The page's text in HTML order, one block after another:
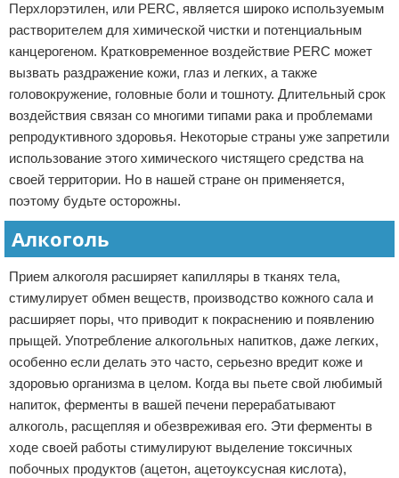
Перхлорэтилен, или PERC, является широко используемым
растворителем для химической чистки и потенциальным
канцерогеном. Кратковременное воздействие PERC может
вызвать раздражение кожи, глаз и легких, а также
головокружение, головные боли и тошноту. Длительный срок
воздействия связан со многими типами рака и проблемами
репродуктивного здоровья. Некоторые страны уже запретили
использование этого химического чистящего средства на
своей территории. Но в нашей стране он применяется,
поэтому будьте осторожны.
Алкоголь
Прием алкоголя расширяет капилляры в тканях тела,
стимулирует обмен веществ, производство кожного сала и
расширяет поры, что приводит к покраснению и появлению
прыщей. Употребление алкогольных напитков, даже легких,
особенно если делать это часто, серьезно вредит коже и
здоровью организма в целом. Когда вы пьете свой любимый
напиток, ферменты в вашей печени перерабатывают
алкоголь, расщепляя и обезвреживая его. Эти ферменты в
ходе своей работы стимулируют выделение токсичных
побочных продуктов (ацетон, ацетоуксусная кислота),